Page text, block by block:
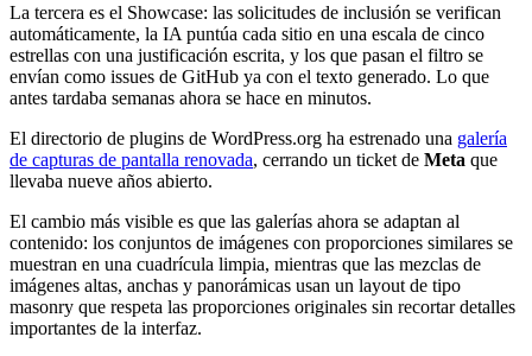
La tercera es el Showcase: las solicitudes de inclusión se verifican
automáticamente, la IA puntúa cada sitio en una escala de cinco
estrellas con una justificación escrita, y los que pasan el filtro se
envían como issues de GitHub ya con el texto generado. Lo que
antes tardaba semanas ahora se hace en minutos.
El directorio de plugins de WordPress.org ha estrenado una galería
de capturas de pantalla renovada, cerrando un ticket de Meta que
llevaba nueve años abierto.
El cambio más visible es que las galerías ahora se adaptan al
contenido: los conjuntos de imágenes con proporciones similares se
muestran en una cuadrícula limpia, mientras que las mezclas de
imágenes altas, anchas y panorámicas usan un layout de tipo
masonry que respeta las proporciones originales sin recortar detalles
importantes de la interfaz.